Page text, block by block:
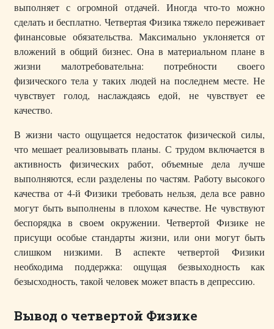
выполняет с огромной отдачей. Иногда что-то можно
сделать и бесплатно. Четвертая Физика тяжело переживает
финансовые обязательства. Максимально уклоняется от
вложений в общий бизнес. Она в материальном плане в
жизни малотребовательна: потребности своего
физического тела у таких людей на последнем месте. Не
чувствует голод, наслаждаясь едой, не чувствует ее
качество.
В жизни часто ощущается недостаток физической силы,
что мешает реализовывать планы. С трудом включается в
активность физических работ, объемные дела лучше
выполняются, если разделены по частям. Работу высокого
качества от 4-й Физики требовать нельзя, дела все равно
могут быть выполнены в плохом качестве. Не чувствуют
беспорядка в своем окружении. Четвертой Физике не
присущи особые стандарты жизни, или они могут быть
слишком низкими. В аспекте четвертой Физики
необходима поддержка: ощущая безвыходность как
безысходность, такой человек может впасть в депрессию.
Вывод о четвертой Физике